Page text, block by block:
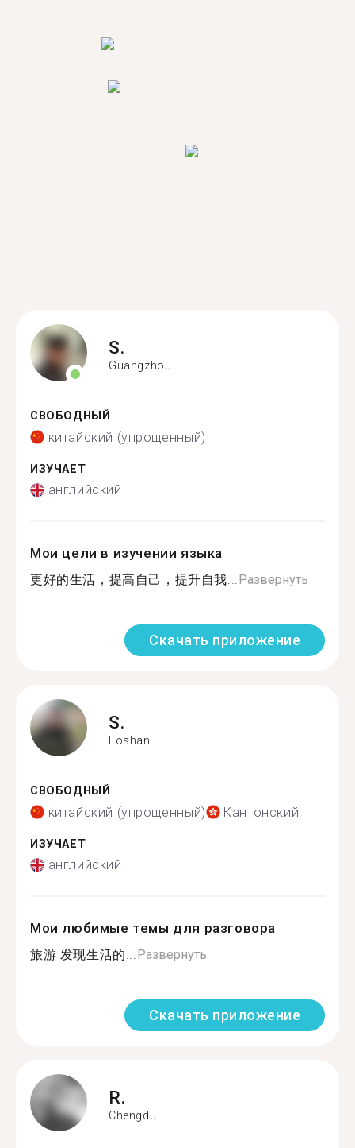
S.
Guangzhou
СВОБОДНЫЙ
китайский (упрощенный)
ИЗУЧАЕТ
английский
Мои цели в изучении языка
更好的生活，提高自己，提升自我...Развернуть
Скачать приложение
S.
Foshan
СВОБОДНЫЙ
китайский (упрощенный) Кантонский
ИЗУЧАЕТ
английский
Мои любимые темы для разговора
旅游 发现生活的...Развернуть
Скачать приложение
R.
Chengdu